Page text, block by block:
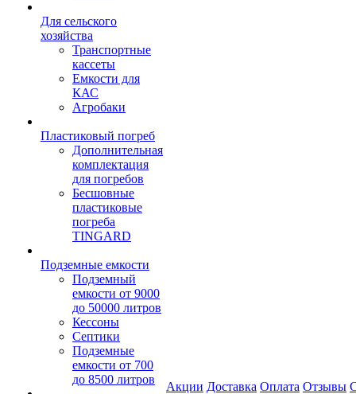
Для сельского
хозяйства
Транспортные
кассеты
Емкости для
КАС
Агробаки
Пластиковый погреб
Дополнительная
комплектация
для погребов
Бесшовные
пластиковые
погреба
TINGARD
Подземные емкости
Подземный
емкости от 9000
до 50000 литров
Кессоны
Септики
Подземные
емкости от 700
до 8500 литров
Акции Доставка Оплата Отзывы